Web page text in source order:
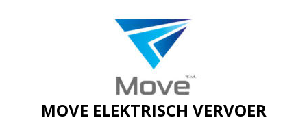
MOVE ELEKTRISCH VERVOER